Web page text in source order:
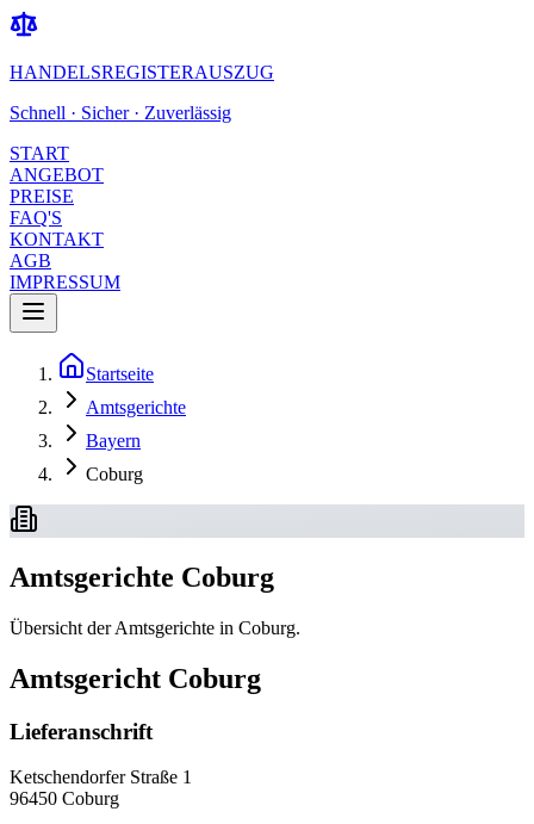
HANDELSREGISTERAUSZUG
Schnell · Sicher · Zuverlässig
START
ANGEBOT
PREISE
FAQ'S
KONTAKT
AGB
IMPRESSUM
Startseite
Amtsgerichte
Bayern
Coburg
Amtsgerichte Coburg
Übersicht der Amtsgerichte in Coburg.
Amtsgericht Coburg
Lieferanschrift
Ketschendorfer Straße 1
96450 Coburg